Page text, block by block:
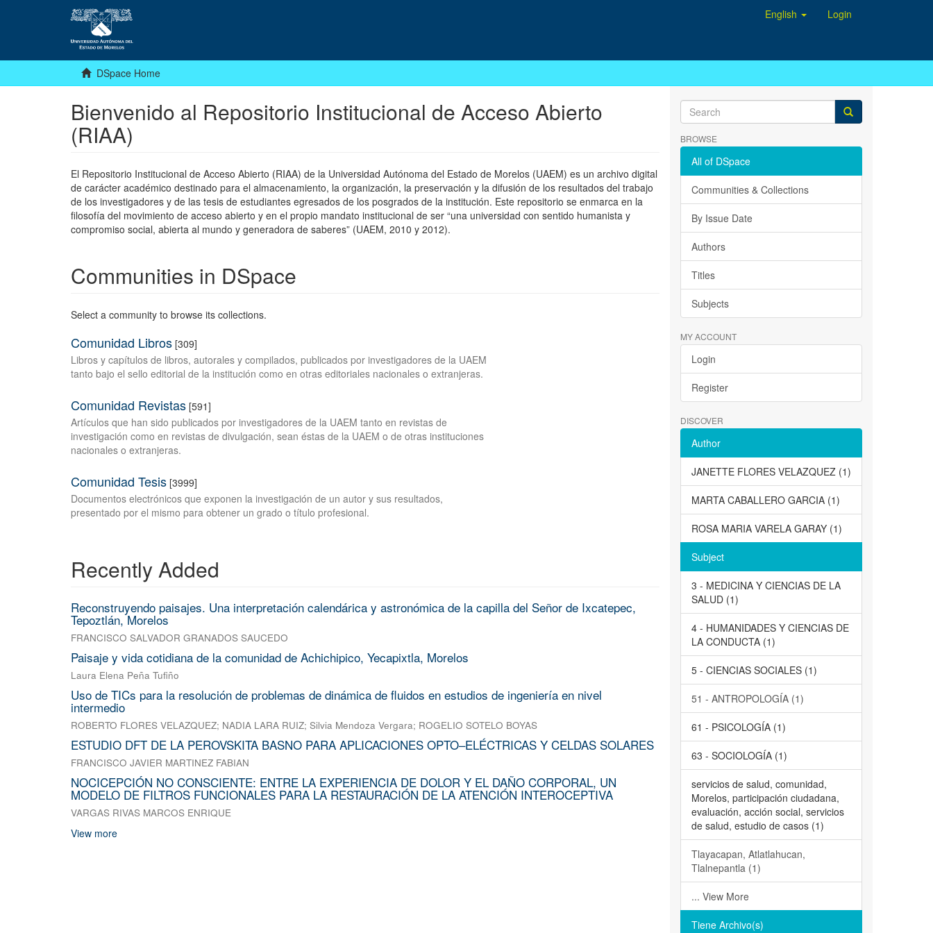
English Login
DSpace Home
Bienvenido al Repositorio Institucional de Acceso Abierto
(RIAA)
El Repositorio Institucional de Acceso Abierto (RIAA) de la Universidad Autónoma del Estado de Morelos (UAEM) es un archivo digital
de carácter académico destinado para el almacenamiento, la organización, la preservación y la difusión de los resultados del trabajo
de los investigadores y de las tesis de estudiantes egresados de los posgrados de la institución. Este repositorio se enmarca en la
filosofía del movimiento de acceso abierto y en el propio mandato institucional de ser “una universidad con sentido humanista y
compromiso social, abierta al mundo y generadora de saberes” (UAEM, 2010 y 2012).
Communities in DSpace
Select a community to browse its collections.
Comunidad Libros [309]
Libros y capítulos de libros, autorales y compilados, publicados por investigadores de la UAEM
tanto bajo el sello editorial de la institución como en otras editoriales nacionales o extranjeras.
Comunidad Revistas [591]
Artículos que han sido publicados por investigadores de la UAEM tanto en revistas de
investigación como en revistas de divulgación, sean éstas de la UAEM o de otras instituciones
nacionales o extranjeras.
Comunidad Tesis [3999]
Documentos electrónicos que exponen la investigación de un autor y sus resultados,
presentado por el mismo para obtener un grado o título profesional.
Recently Added
Reconstruyendo paisajes. Una interpretación calendárica y astronómica de la capilla del Señor de Ixcatepec,
Tepoztlán, Morelos
FRANCISCO SALVADOR GRANADOS SAUCEDO
Paisaje y vida cotidiana de la comunidad de Achichipico, Yecapixtla, Morelos
Laura Elena Peña Tufiño
Uso de TICs para la resolución de problemas de dinámica de fluidos en estudios de ingeniería en nivel
intermedio
ROBERTO FLORES VELAZQUEZ; NADIA LARA RUIZ; Silvia Mendoza Vergara; ROGELIO SOTELO BOYAS
ESTUDIO DFT DE LA PEROVSKITA BASNO PARA APLICACIONES OPTO–ELÉCTRICAS Y CELDAS SOLARES
FRANCISCO JAVIER MARTINEZ FABIAN
NOCICEPCIÓN NO CONSCIENTE: ENTRE LA EXPERIENCIA DE DOLOR Y EL DAÑO CORPORAL, UN
MODELO DE FILTROS FUNCIONALES PARA LA RESTAURACIÓN DE LA ATENCIÓN INTEROCEPTIVA
VARGAS RIVAS MARCOS ENRIQUE
View more
BROWSE
All of DSpace
Communities & Collections
By Issue Date
Authors
Titles
Subjects
MY ACCOUNT
Login
Register
DISCOVER
Author
JANETTE FLORES VELAZQUEZ (1)
MARTA CABALLERO GARCIA (1)
ROSA MARIA VARELA GARAY (1)
Subject
3 - MEDICINA Y CIENCIAS DE LA
SALUD (1)
4 - HUMANIDADES Y CIENCIAS DE
LA CONDUCTA (1)
5 - CIENCIAS SOCIALES (1)
51 - ANTROPOLOGÍA (1)
61 - PSICOLOGÍA (1)
63 - SOCIOLOGÍA (1)
servicios de salud, comunidad,
Morelos, participación ciudadana,
evaluación, acción social, servicios
de salud, estudio de casos (1)
Tlayacapan, Atlatlahucan,
Tlalnepantla (1)
... View More
Tiene Archivo(s)